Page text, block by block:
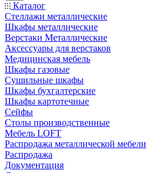
Каталог
Стеллажи металлические
Шкафы металлические
Верстаки Металлические
Аксессуары для верстаков
Медицинская мебель
Шкафы газовые
Сушильные шкафы
Шкафы бухгалтерские
Шкафы картотечные
Сейфы
Столы производственные
Мебель LOFT
Распродажа металлической мебели
Распродажа
Документация